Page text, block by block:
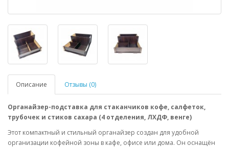
Описание Отзывы (0)
Органайзер-подставка для стаканчиков кофе, салфеток,
трубочек и стиков сахара (4 отделения, ЛХДФ, венге)
Этот компактный и стильный органайзер создан для удобной
организации кофейной зоны в кафе, офисе или дома. Он оснащён